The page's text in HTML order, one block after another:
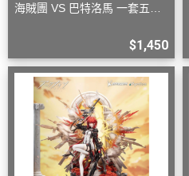
海賊團 VS 巴特洛馬 一套五款
$1,450